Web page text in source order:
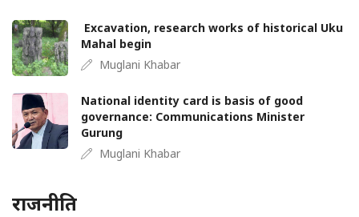
Excavation, research works of historical Uku
Mahal begin
Muglani Khabar
National identity card is basis of good
governance: Communications Minister
Gurung
Muglani Khabar
राजनीति